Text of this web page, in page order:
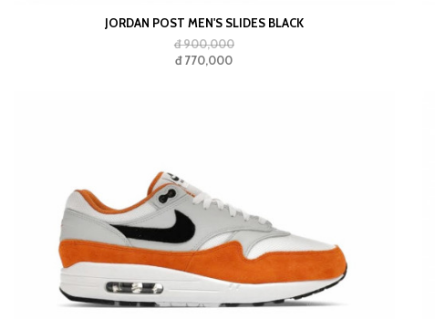
JORDAN POST MEN'S SLIDES BLACK
đ 900,000
đ 770,000